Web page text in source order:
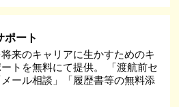
ポート
来のキャリアに生かすためのキ
トを無料にて提供。 「渡航前セ
ール相談」「履歴書等の無料添